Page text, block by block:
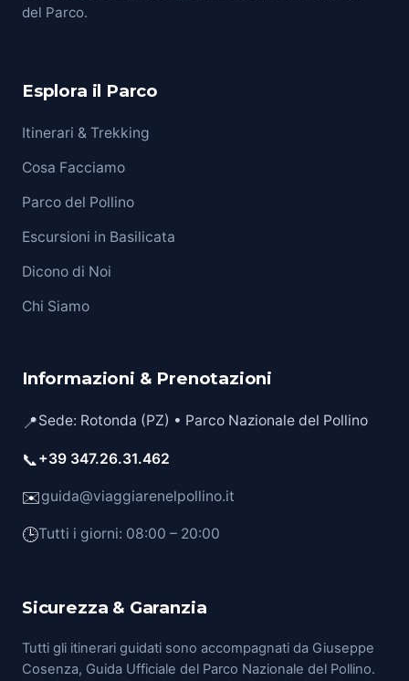
del Parco.
Esplora il Parco
Itinerari & Trekking
Cosa Facciamo
Parco del Pollino
Escursioni in Basilicata
Dicono di Noi
Chi Siamo
Informazioni & Prenotazioni
📍Sede: Rotonda (PZ) • Parco Nazionale del Pollino
📞+39 347.26.31.462
✉️guida@viaggiarenelpollino.it
🕒Tutti i giorni: 08:00 – 20:00
Sicurezza & Garanzia
Tutti gli itinerari guidati sono accompagnati da Giuseppe
Cosenza, Guida Ufficiale del Parco Nazionale del Pollino.